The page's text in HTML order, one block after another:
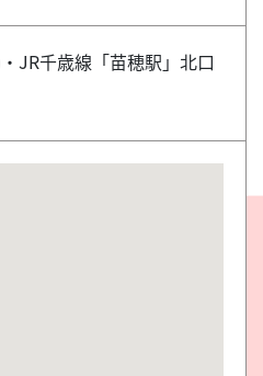
JR千歳線「苗穂駅」北口